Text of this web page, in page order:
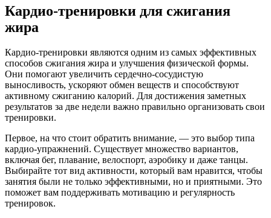
Кардио-тренировки для сжигания
жира
Кардио-тренировки являются одним из самых эффективных
способов сжигания жира и улучшения физической формы.
Они помогают увеличить сердечно-сосудистую
выносливость, ускоряют обмен веществ и способствуют
активному сжиганию калорий. Для достижения заметных
результатов за две недели важно правильно организовать свои
тренировки.
Первое, на что стоит обратить внимание, — это выбор типа
кардио-упражнений. Существует множество вариантов,
включая бег, плавание, велоспорт, аэробику и даже танцы.
Выбирайте тот вид активности, который вам нравится, чтобы
занятия были не только эффективными, но и приятными. Это
поможет вам поддерживать мотивацию и регулярность
тренировок.